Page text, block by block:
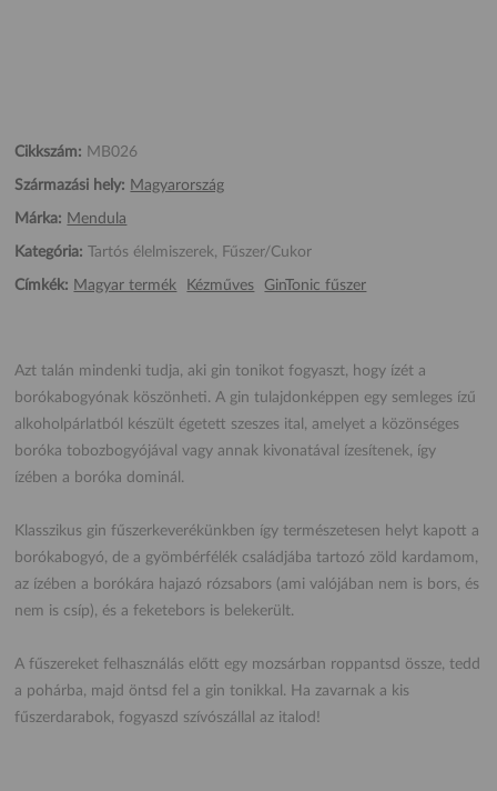
Cikkszám: MB026
Származási hely: Magyarország
Márka: Mendula
Kategória: Tartós élelmiszerek, Fűszer/Cukor
Címkék: Magyar termék Kézműves GinTonic fűszer
Azt talán mindenki tudja, aki gin tonikot fogyaszt, hogy ízét a
borókabogyónak köszönheti. A gin tulajdonképpen egy semleges ízű
alkoholpárlatból készült égetett szeszes ital, amelyet a közönséges
boróka tobozbogyójával vagy annak kivonatával ízesítenek, így
ízében a boróka dominál.
Klasszikus gin fűszerkeverékünkben így természetesen helyt kapott a
borókabogyó, de a gyömbérfélék családjába tartozó zöld kardamom,
az ízében a borókára hajazó rózsabors (ami valójában nem is bors, és
nem is csíp), és a feketebors is belekerült.
A fűszereket felhasználás előtt egy mozsárban roppantsd össze, tedd
a pohárba, majd öntsd fel a gin tonikkal. Ha zavarnak a kis
fűszerdarabok, fogyaszd szívószállal az italod!